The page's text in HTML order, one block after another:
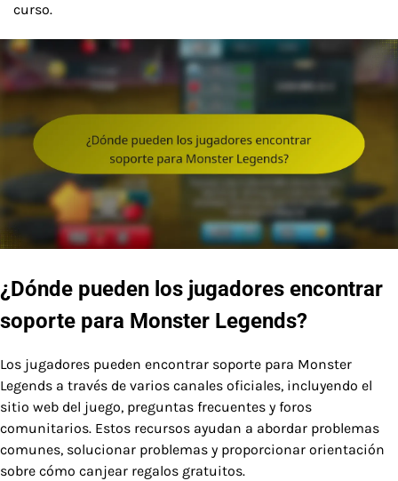
curso.
¿Dónde pueden los jugadores encontrar
soporte para Monster Legends?
Los jugadores pueden encontrar soporte para Monster
Legends a través de varios canales oficiales, incluyendo el
sitio web del juego, preguntas frecuentes y foros
comunitarios. Estos recursos ayudan a abordar problemas
comunes, solucionar problemas y proporcionar orientación
sobre cómo canjear regalos gratuitos.